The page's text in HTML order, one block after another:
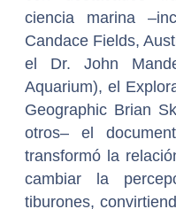
ciencia marina
Candace Fields,
el Dr. John
Aquarium), el
Geographic Brian
otros– el
transformó la
cambiar la
tiburones,